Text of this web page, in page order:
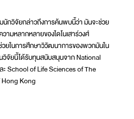
กวิจัยกล่าวถึงการค้นพบนี้ว่า มันจะช่วย
ามหลากหลายของไดโนเสาร์วงศ์
ยในการศึกษาวิวัฒนาการของพวกมันใน
วิจัยนี้ได้รับทุนสนับสนุนจาก National
School of Life Sciences of The
Kong